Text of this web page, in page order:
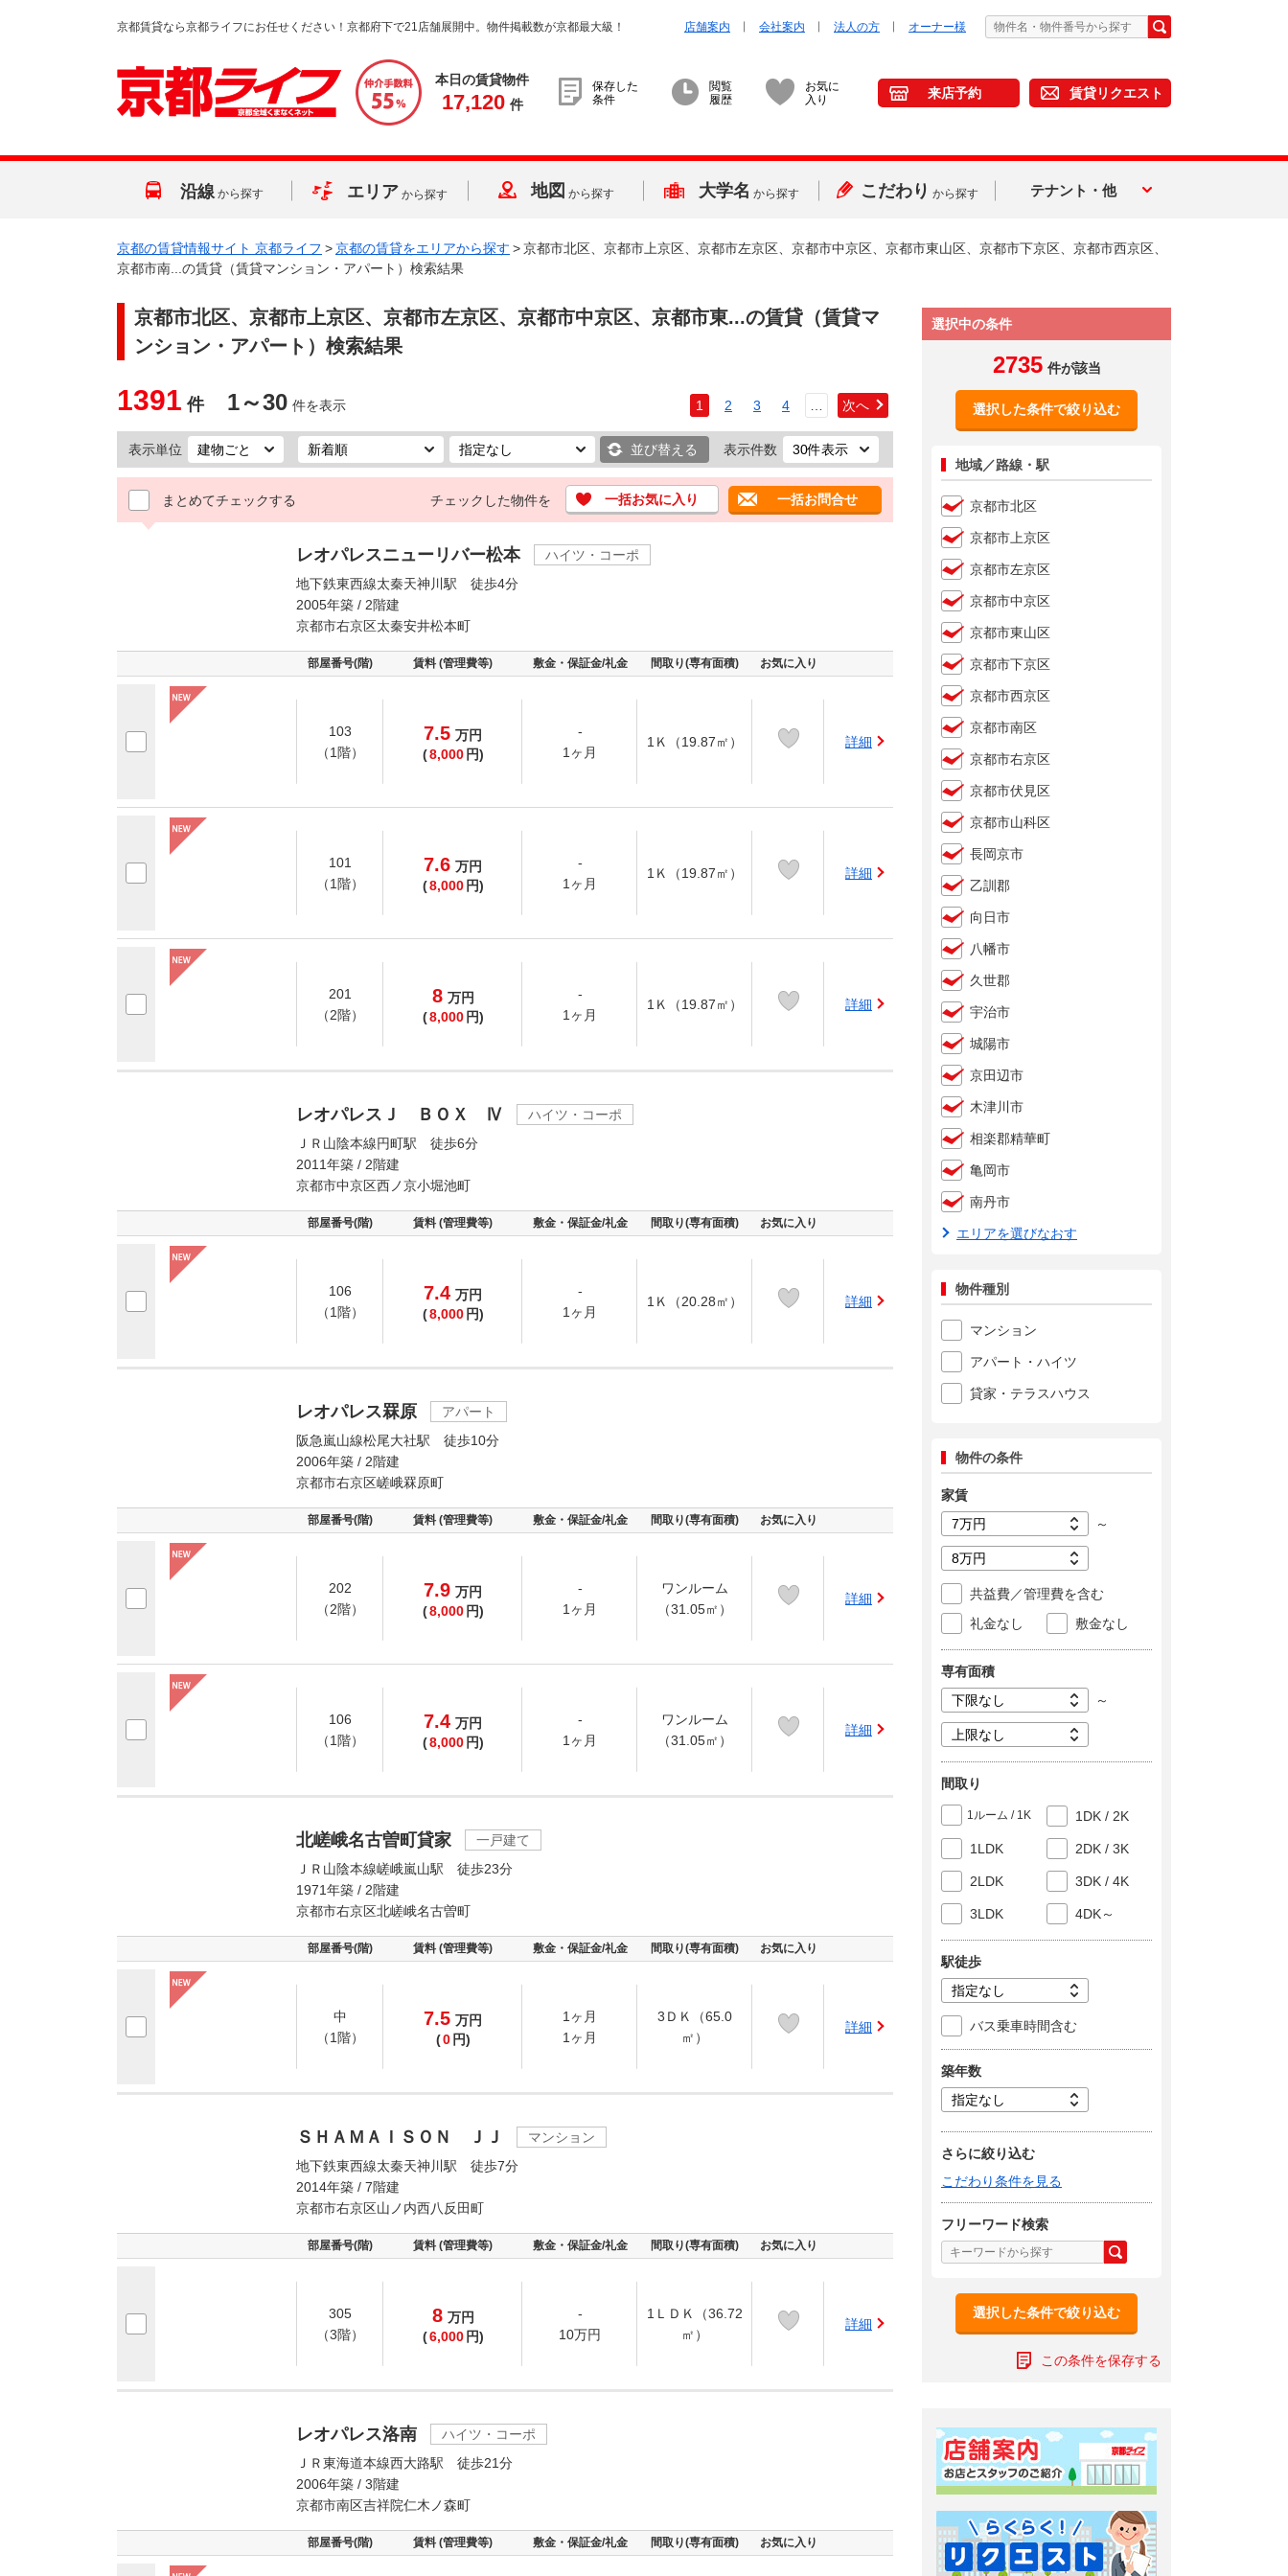
京都賃貸なら京都ライフにお任せください！京都府下で21店舗展開中。物件掲載数が京都最大級！ 店舗案内 会社案内 法人の方 オーナー様
本日の賃貸物件
17,120 件
保存した
条件
閲覧
履歴
お気に
入り
来店予約 賃貸リクエスト
沿線 から探す エリア から探す 地図 から探す 大学名 から探す こだわり から探す テナント・他
京都の賃貸情報サイト 京都ライフ >京都の賃貸をエリアから探す >京都市北区、京都市上京区、京都市左京区、京都市中京区、京都市東山区、京都市下京区、京都市西京区、
京都市南...の賃貸（賃貸マンション・アパート）検索結果
京都市北区、京都市上京区、京都市左京区、京都市中京区、京都市東...の賃貸（賃貸マ
ンション・アパート）検索結果
1391 件 1～30 件を表示 1 2 3 4 次へ
表示単位 並び替える 表示件数
まとめてチェックする チェックした物件を 一括お気に入り 一括お問合せ
レオパレスニューリバー松本
ハイツ・コーポ
地下鉄東西線太秦天神川駅 徒歩4分
2005年築 / 2階建
京都市右京区太秦安井松本町
部屋番号(階) 賃料 (管理費等) 敷金・保証金/礼金 間取り(専有面積) お気に入り
103
（1階）
7.5 万円
(8,000 円)
-
1ヶ月
1Ｋ（19.87㎡） 詳細
101
（1階）
7.6 万円
(8,000 円)
-
1ヶ月
1Ｋ（19.87㎡） 詳細
201
（2階）
8 万円
(8,000 円)
-
1ヶ月
1Ｋ（19.87㎡） 詳細
レオパレスＪ ＢＯＸ Ⅳ
ハイツ・コーポ
ＪＲ山陰本線円町駅 徒歩6分
2011年築 / 2階建
京都市中京区西ノ京小堀池町
部屋番号(階) 賃料 (管理費等) 敷金・保証金/礼金 間取り(専有面積) お気に入り
106
（1階）
7.4 万円
(8,000 円)
-
1ヶ月
1Ｋ（20.28㎡） 詳細
レオパレス罧原
アパート
阪急嵐山線松尾大社駅 徒歩10分
2006年築 / 2階建
京都市右京区嵯峨罧原町
部屋番号(階) 賃料 (管理費等) 敷金・保証金/礼金 間取り(専有面積) お気に入り
202
（2階）
7.9 万円
(8,000 円)
-
1ヶ月
ワンルーム
（31.05㎡）
詳細
106
（1階）
7.4 万円
(8,000 円)
-
1ヶ月
ワンルーム
（31.05㎡）
詳細
北嵯峨名古曽町貸家
一戸建て
ＪＲ山陰本線嵯峨嵐山駅 徒歩23分
1971年築 / 2階建
京都市右京区北嵯峨名古曽町
部屋番号(階) 賃料 (管理費等) 敷金・保証金/礼金 間取り(専有面積) お気に入り
中
（1階）
7.5 万円
(0 円)
1ヶ月
1ヶ月
3ＤＫ（65.0
㎡）
詳細
ＳＨＡＭＡＩＳＯＮ ＪＪ
マンション
地下鉄東西線太秦天神川駅 徒歩7分
2014年築 / 7階建
京都市右京区山ノ内西八反田町
部屋番号(階) 賃料 (管理費等) 敷金・保証金/礼金 間取り(専有面積) お気に入り
305
（3階）
8 万円
(6,000 円)
-
10万円
1ＬＤＫ（36.72
㎡）
詳細
レオパレス洛南
ハイツ・コーポ
ＪＲ東海道本線西大路駅 徒歩21分
2006年築 / 3階建
京都市南区吉祥院仁木ノ森町
部屋番号(階) 賃料 (管理費等) 敷金・保証金/礼金 間取り(専有面積) お気に入り
選択中の条件
2735 件が該当
選択した条件で絞り込む
地域／路線・駅
京都市北区
京都市上京区
京都市左京区
京都市中京区
京都市東山区
京都市下京区
京都市西京区
京都市南区
京都市右京区
京都市伏見区
京都市山科区
長岡京市
乙訓郡
向日市
八幡市
久世郡
宇治市
城陽市
京田辺市
木津川市
相楽郡精華町
亀岡市
南丹市
エリアを選びなおす
物件種別
マンション
アパート・ハイツ
貸家・テラスハウス
物件の条件
家賃
～
共益費／管理費を含む
礼金なし
敷金なし
専有面積
～
間取り
1ルーム / 1K 1DK / 2K
1LDK 2DK / 3K
2LDK 3DK / 4K
3LDK 4DK～
駅徒歩
バス乗車時間含む
築年数
さらに絞り込む
こだわり条件を見る
フリーワード検索
選択した条件で絞り込む
この条件を保存する